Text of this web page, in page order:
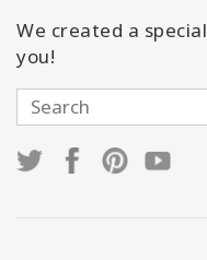
We created a special
you!